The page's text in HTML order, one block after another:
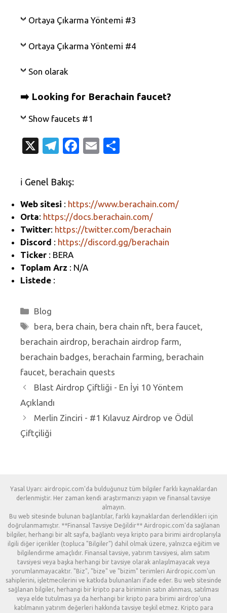
Ortaya Çıkarma Yöntemi #3
Ortaya Çıkarma Yöntemi #4
Son olarak
➡️ Looking for Berachain faucet?
Show faucets #1
X
T
e
a
m
Fa
o
o
k
E
ℹ️ Genel Bakış:
Web sitesi : https://www.berachain.com/
Orta: https://docs.berachain.com/
Twitter: https://twitter.com/berachain
Discord : https://discord.gg/berachain
Ticker : BERA
Toplam Arz : N/A
Listede :
Kategoriler
Blog
Etiketler
bera, bera chain, bera chain nft, bera faucet,
berachain airdrop, berachain airdrop farm,
berachain badges, berachain farming, berachain
faucet, berachain quests
Blast Airdrop Çiftliği - En İyi 10 Yöntem
Açıklandı
Merlin Zinciri - #1 Kılavuz Airdrop ve Ödül
Çiftçiliği
Yasal Uyarı: airdropic.com'da bulduğunuz tüm bilgiler farklı kaynaklardan
derlenmiştir. Her zaman kendi araştırmanızı yapın ve finansal tavsiye
almayın.
Bu web sitesinde bulunan bağlantılar, farklı kaynaklardan derlendikleri için
doğrulanmamıştır. **Finansal Tavsiye Değildir** Airdropic.com'da sağlanan
bilgiler, herhangi bir alt sayfa, bağlantı veya kripto para birimi airdroplarıyla
ilgili diğer içerikler (topluca "Bilgiler") dahil olmak üzere, yalnızca eğitim ve
bilgilendirme amaçlıdır. Finansal tavsiye, yatırım tavsiyesi, alım satım
tavsiyesi veya başka herhangi bir tavsiye olarak anlaşılmayacak veya
yorumlanmayacaktır. "Biz", "bize" ve "bizim" terimleri Airdropic.com'un
sahiplerini, işletmecilerini ve katkıda bulunanları ifade eder. Bu web sitesinde
sağlanan bilgiler, herhangi bir kripto para biriminin satın alınması, satılması
veya elde tutulması ya da herhangi bir kripto para birimi airdrop'una
katılmanın yatırım değerleri hakkında tavsiye teşkil etmez. Kripto para